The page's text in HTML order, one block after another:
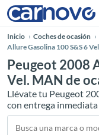
Inicio Coches de ocasión
Allure Gasolina 100 S&S 6
Peugeot 2008
Vel. MAN de
Llévate tu Peugeot
con entrega inmediata